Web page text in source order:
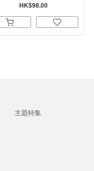
HK$98.00
主題特集